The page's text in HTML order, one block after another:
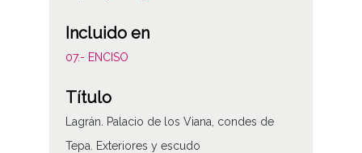
Incluido en
07.- ENCISO
Título
Lagrán. Palacio de los Viana, condes de
Tepa. Exteriores y escudo